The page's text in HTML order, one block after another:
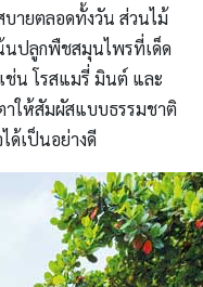
ายตลอดทั้งวัน ส่วนไม้
นปลูกพืชสมุนไพรที่เด็ด
ช่น โรสแมรี่ มินต์ และ
าให้สัมผัสแบบธรรมชาติ
ด้เป็นอย่างดี